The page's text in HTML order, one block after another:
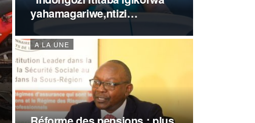
yahamagariwe,ntizi…
A LA UNE